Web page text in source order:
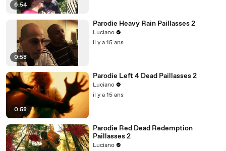
6:54
0:58
Parodie Heavy Rain Paillasses 2
Luciano
il y a 15 ans
0:58
Parodie Left 4 Dead Paillasses 2
Luciano
il y a 15 ans
Parodie Red Dead Redemption
Paillasses 2
Luciano